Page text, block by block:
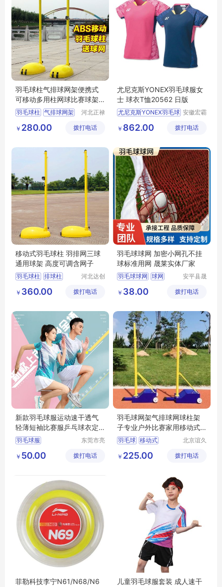
羽毛球柱气排球网架便携式
可移动多用柱网球比赛球架
正禄
羽毛球柱 气排球网架
可移动网球柱
河北正禄
制造有限
￥ 280.00 拨打电话
尤尼克斯YONEX羽毛球服女
士 球衣T恤20562 日版
尤尼克斯YONEX羽毛球 安徽宏霸
有限公司
￥ 862.00 拨打电话
移动式羽毛球柱 羽排网三球
通用球架 高度可调含网子
羽毛球柱 排球柱
移动式羽毛球柱
河北达创
有限公司
￥ 360.00 拨打电话
羽毛球球网 加密小网孔不挂
球标准用网 晟莱实体厂家
羽毛球球网 球网
安平县晟
造有限公
￥ 38.00 拨打电话
新款羽毛球服运动速干透气
轻薄短袖比赛服乒乓球衣定
制印字
羽毛球服
透气羽毛球服
东莞市亮
限公司
￥ 50.00 拨打电话
羽毛球网架气排球网球柱架
子专业户外比赛家用移动式
标准便携沙滩
羽毛球 移动式
北京谊久
公司
￥ 225.00 拨打电话
菲勒科技李宁N61/N68/N6 儿童羽毛球服套装 成人速干